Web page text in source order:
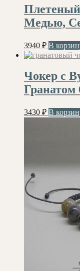
–
Плетеный
Медью,
3940 ₽ В
Чокер с
Гранатом
3430 ₽ В